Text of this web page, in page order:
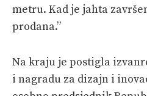
metru. Kad je jahta
prodana.”
Na kraju je postigla
i nagradu za dizajn i